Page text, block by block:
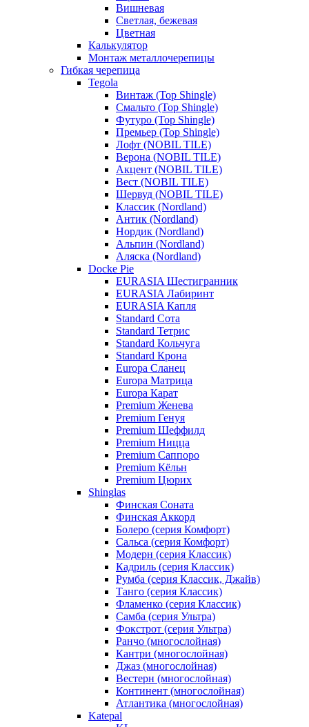
Вишневая
Светлая, бежевая
Цветная
Калькулятор
Монтаж металлочерепицы
Гибкая черепица
Tegola
Винтаж (Top Shingle)
Смальто (Top Shingle)
Футуро (Top Shingle)
Премьер (Top Shingle)
Лофт (NOBIL TILE)
Верона (NOBIL TILE)
Акцент (NOBIL TILE)
Вест (NOBIL TILE)
Шервуд (NOBIL TILE)
Классик (Nordland)
Антик (Nordland)
Нордик (Nordland)
Альпин (Nordland)
Аляска (Nordland)
Docke Pie
EURASIA Шестигранник
EURASIA Лабиринт
EURASIA Капля
Standard Сота
Standard Тетрис
Standard Кольчуга
Standard Крона
Europa Сланец
Europa Матрица
Europa Карат
Premium Женева
Premium Генуя
Premium Шеффилд
Premium Ницца
Premium Саппоро
Premium Кёльн
Premium Цюрих
Shinglas
Финская Соната
Финская Аккорд
Болеро (серия Комфорт)
Сальса (серия Комфорт)
Модерн (серия Классик)
Кадриль (серия Классик)
Румба (серия Классик, Джайв)
Танго (серия Классик)
Фламенко (серия Классик)
Самба (серия Ультра)
Фокстрот (серия Ультра)
Ранчо (многослойная)
Кантри (многослойная)
Джаз (многослойная)
Вестерн (многослойная)
Континент (многослойная)
Атлантика (многослойная)
Katepal